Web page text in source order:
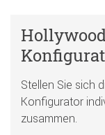
Stellen Sie sich
Konfigurator
zusammen.